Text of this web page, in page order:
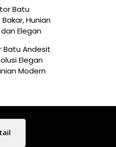
Batu
Hunian
Elegan
Batu Andesit
Elegan
Modern